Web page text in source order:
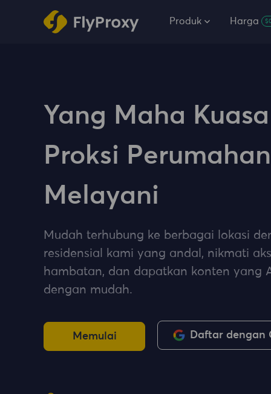
Produk Harga
Yang Maha Kuasa
Proksi Perumahan
Melayani
Mudah terhubung ke berbagai lokasi
residensial kami yang andal, nikmati
hambatan, dan dapatkan konten yang
dengan mudah.
Memulai Daftar dengan